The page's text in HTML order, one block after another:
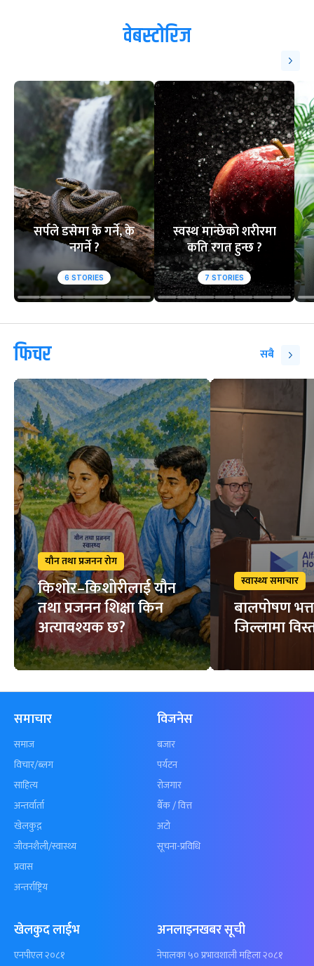
वेबस्टोरिज
सर्पले डसेमा के गर्ने, के
नगर्ने ?
6 STORIES
स्वस्थ मान्छेको शरीरमा
कति रगत हुन्छ ?
7 STORIES
फिचर सबै
यौन तथा प्रजनन रोग
किशोर–किशोरीलाई यौन
तथा प्रजनन शिक्षा किन
अत्यावश्यक छ?
स्वास्थ्य समाचार
बालपोषण
जिल्लामा
समाचार
समाज
विचार/ब्लग
साहित्य
अन्तर्वार्ता
खेलकुद़़
जीवनशैली/स्वास्थ्य
प्रवास
अन्तर्राष्ट्रिय
विजनेस
बजार
पर्यटन
रोजगार
बैँक / वित्त
अटो
सूचना-प्रविधि
खेलकुद लाईभ
एनपीएल २०८१
अनलाइनखबर सूची
नेपालका ५० प्रभावशाली महिला २०८१